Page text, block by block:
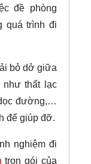
đề phòng
quá trình đi
bỏ dở giữa
như thất lạc
đường,…
để giúp đỡ.
nghiệm đi
trọn gói của